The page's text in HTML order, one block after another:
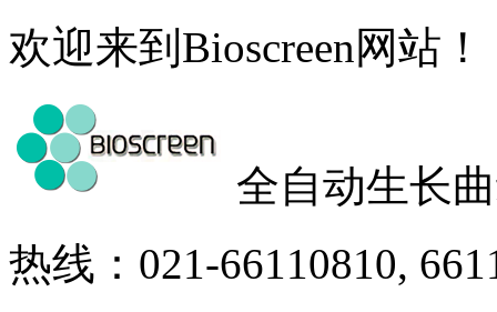
欢迎来到Bioscreen网站！
全自动生长
热线：021-66110810,